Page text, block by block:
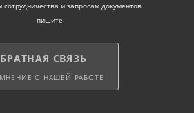
сотрудничества и запросам документов
пишите
СВЯЗЬ
О НАШЕЙ РАБОТЕ